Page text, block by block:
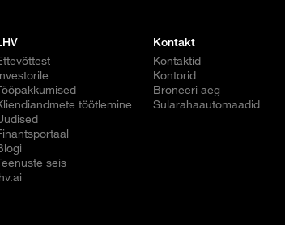
töötlemine
seis
Kontakt
Kontaktid
Kontorid
Broneeri aeg
Sularahaautomaadid